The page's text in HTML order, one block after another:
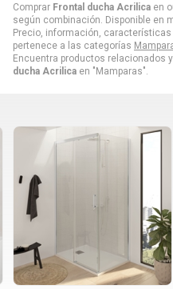
Comprar Frontal ducha Acrilica en
según combinación. Disponible en
Precio, información,
pertenece a las categorías
Encuentra productos relacionados
ducha Acrilica en "Mamparas".